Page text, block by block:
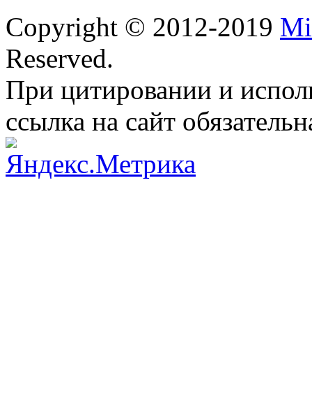
Copyright © 2012-2019
Reserved.
При цитировании и
ссылка на сайт